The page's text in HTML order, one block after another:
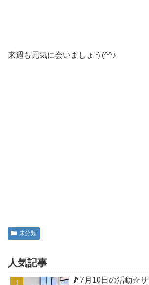
来週も元気に会いましょう(^^♪
未分類
人気記事
🎵7月10日の活動☆